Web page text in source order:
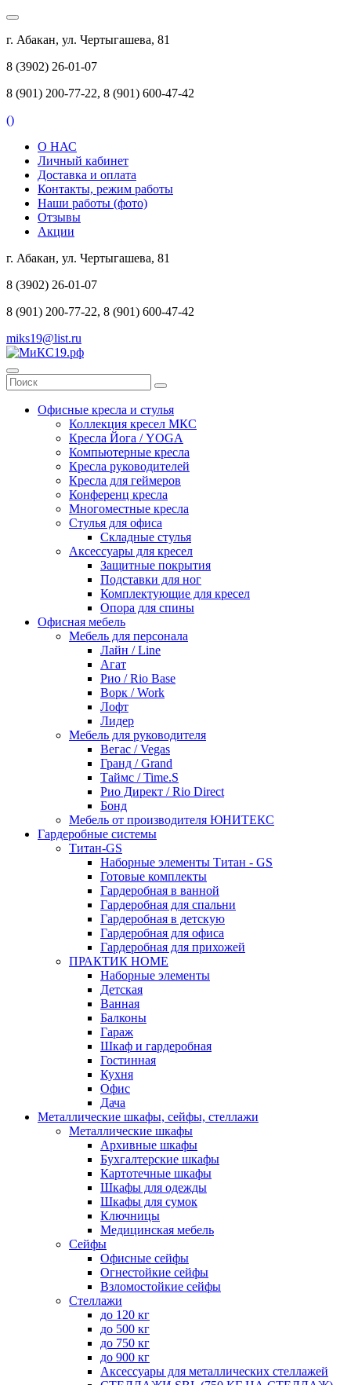
г. Абакан, ул. Чертыгашева, 81
8 (3902) 26-01-07
8 (901) 200-77-22, 8 (901) 600-47-42
()
О НАС
Личный кабинет
Доставка и оплата
Контакты, режим работы
Наши работы (фото)
Отзывы
Акции
г. Абакан, ул. Чертыгашева, 81
8 (3902) 26-01-07
8 (901) 200-77-22, 8 (901) 600-47-42
miks19@list.ru
Офисные кресла и стулья
Коллекция кресел МКС
Кресла Йога / YOGA
Компьютерные кресла
Кресла руководителей
Кресла для геймеров
Конференц кресла
Многоместные кресла
Стулья для офиса
Складные стулья
Аксессуары для кресел
Защитные покрытия
Подставки для ног
Комплектующие для кресел
Опора для спины
Офисная мебель
Мебель для персонала
Лайн / Line
Агат
Рио / Rio Base
Ворк / Work
Лофт
Лидер
Мебель для руководителя
Вегас / Vegas
Гранд / Grand
Таймс / Time.S
Рио Директ / Rio Direct
Бонд
Мебель от производителя ЮНИТЕКС
Гардеробные системы
Титан-GS
Наборные элементы Титан - GS
Готовые комплекты
Гардеробная в ванной
Гардеробная для спальни
Гардеробная в детскую
Гардеробная для офиса
Гардеробная для прихожей
ПРАКТИК HOME
Наборные элементы
Детская
Ванная
Балконы
Гараж
Шкаф и гардеробная
Гостинная
Кухня
Офис
Дача
Металлические шкафы, сейфы, стеллажи
Металлические шкафы
Архивные шкафы
Бухгалтерские шкафы
Картотечные шкафы
Шкафы для одежды
Шкафы для сумок
Ключницы
Медицинская мебель
Сейфы
Офисные сейфы
Огнестойкие сейфы
Взломостойкие сейфы
Стеллажи
до 120 кг
до 500 кг
до 750 кг
до 900 кг
Аксессуары для металлических стеллажей